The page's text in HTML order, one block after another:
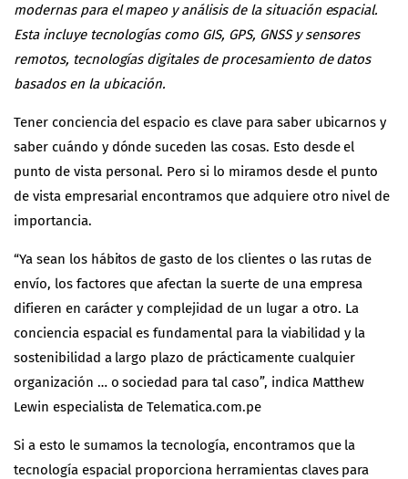
modernas para el mapeo y análisis de la situación espacial.
Esta incluye tecnologías como GIS, GPS, GNSS y sensores
remotos, tecnologías digitales de procesamiento de datos
basados ​​en la ubicación.
Tener conciencia del espacio es clave para saber ubicarnos y
saber cuándo y dónde suceden las cosas. Esto desde el
punto de vista personal. Pero si lo miramos desde el punto
de vista empresarial encontramos que adquiere otro nivel de
importancia.
“Ya sean los hábitos de gasto de los clientes o las rutas de
envío, los factores que afectan la suerte de una empresa
difieren en carácter y complejidad de un lugar a otro. La
conciencia espacial es fundamental para la viabilidad y la
sostenibilidad a largo plazo de prácticamente cualquier
organización … o sociedad para tal caso”, indica Matthew
Lewin especialista deTelematica.com.pe
Si a esto le sumamos la tecnología, encontramos que la
tecnología espacial proporciona herramientas claves para